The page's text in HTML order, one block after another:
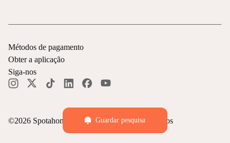
Guardar pesquisa
©2026 Spotahome — Todos os direitos reservados
Métodos de pagamento
Obter a aplicação
Siga-nos